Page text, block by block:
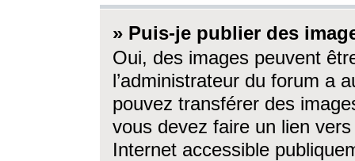
» Puis-je publier des
Oui, des images peuvent
l’administrateur du forum a
pouvez transférer des
vous devez faire un lien
Internet accessible